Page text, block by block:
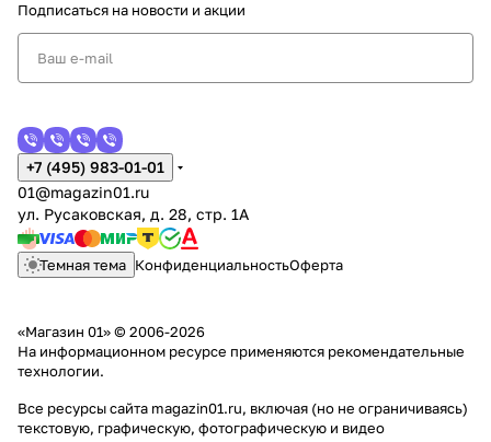
Подписаться на новости и акции
+7 (495) 983-01-01
01@magazin01.ru
ул. Русаковская, д. 28, стр. 1А
Темная тема КонфиденциальностьОферта
«Магазин 01» © 2006-2026
На информационном ресурсе применяются рекомендательные
технологии.
Все ресурсы сайта magazin01.ru, включая (но не ограничиваясь)
текстовую, графическую, фотографическую и видео